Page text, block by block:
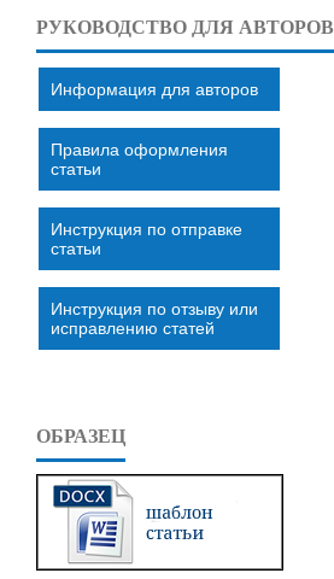
РУКОВОДСТВО ДЛЯ АВТОРОВ
Информация для авторов
Правила оформления
статьи
Инструкция по отправке
статьи
Инструкция по отзыву или
исправлению статей
ОБРАЗЕЦ